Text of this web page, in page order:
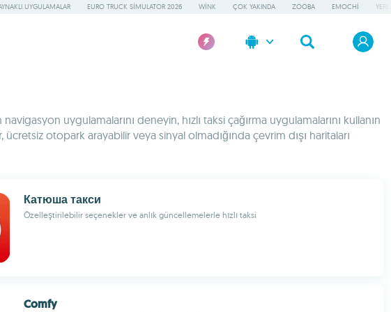
UYGULAMALAR EURO TRUCK SIMULATOR 2026 WINK ÇOK YAKINDA ZOOBA EMOCHI
uygulamalarını deneyin, hızlı taksi çağırma uygulamalarını kullanın
otopark arayabilir veya sinyal olmadığında çevrim dışı haritaları
Катюша такси
Özelleştirilebilir seçenekler ve anlık güncellemelerle hızlı taksi
Comfy